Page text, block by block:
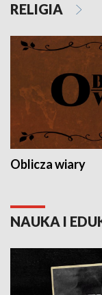
RELIGIA
Oblicza wiary
NAUKA I